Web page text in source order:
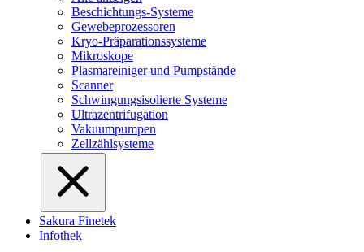
Beschichtungs-Systeme
Gewebeprozessoren
Kryo-Präparationssysteme
Mikroskope
Plasmareiniger und Pumpstände
Scanner
Schwingungsisolierte Systeme
Ultrazentrifugation
Vakuumpumpen
Zellzählsysteme
Sakura Finetek
Infothek